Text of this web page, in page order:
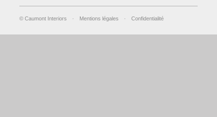
© Caumont Interiors · Mentions légales · Confidentialité